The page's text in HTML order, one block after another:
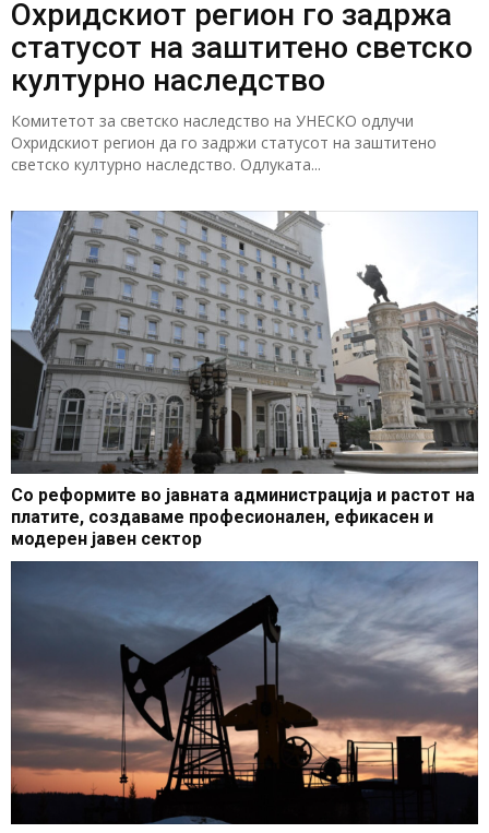
Охридскиот регион го задржа
статусот на заштитено светско
културно наследство
Комитетот за светско наследство на УНЕСКО одлучи
Охридскиот регион да го задржи статусот на заштитено
светско културно наследство. Одлуката...
Со реформите во јавната администрација и растот на
платите, создаваме професионален, ефикасен и
модерен јавен сектор